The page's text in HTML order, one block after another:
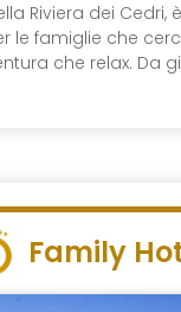
Riviera dei Cedri,
le famiglie che
che relax. Da
Family